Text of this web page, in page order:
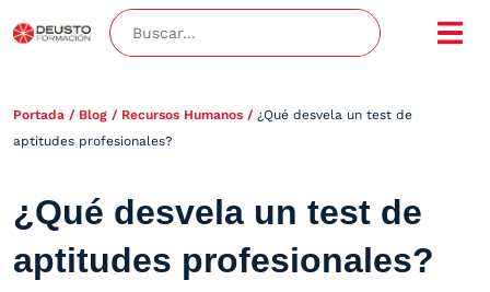
Portada / Blog / Recursos Humanos / ¿Qué desvela un test de
aptitudes profesionales?
¿Qué desvela un test de
aptitudes profesionales?